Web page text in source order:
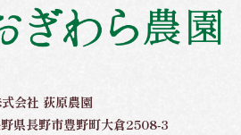
会社 荻原農園
県長野市豊野町大倉2508-3